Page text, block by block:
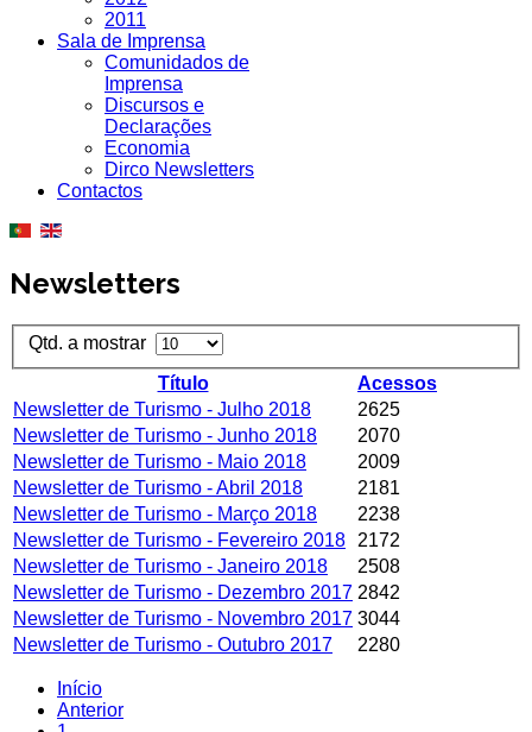
2011
Sala de Imprensa
Comunidados de
Imprensa
Discursos e
Declarações
Economia
Dirco Newsletters
Contactos
Newsletters
Qtd. a mostrar
Título
Acessos
Newsletter de Turismo - Julho 2018
2625
Newsletter de Turismo - Junho 2018
2070
Newsletter de Turismo - Maio 2018
2009
Newsletter de Turismo - Abril 2018
2181
Newsletter de Turismo - Março 2018
2238
Newsletter de Turismo - Fevereiro 2018 2172
Newsletter de Turismo - Janeiro 2018
2508
Newsletter de Turismo - Dezembro 2017 2842
Newsletter de Turismo - Novembro 2017 3044
Newsletter de Turismo - Outubro 2017
2280
Início
Anterior